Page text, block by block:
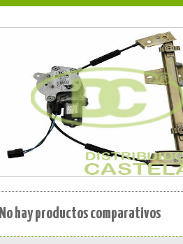
No hay productos comparativos